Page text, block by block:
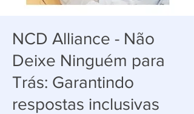
NCD Alliance - Não
Deixe Ninguém para
Trás: Garantindo
respostas inclusivas